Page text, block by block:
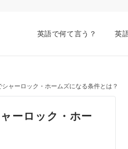
英語で何て言う？ 英
ャーロック・ホームズになる条件とは？
ーロック・ホー